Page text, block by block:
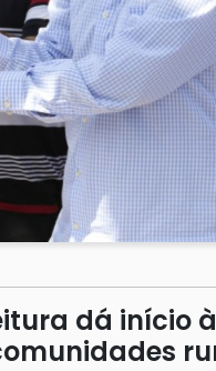
dá início